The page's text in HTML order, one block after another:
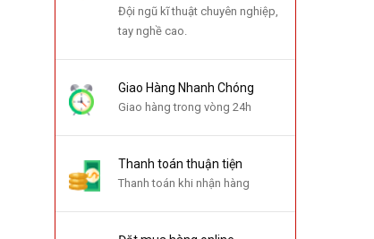
Đội ngũ kĩ thuật chuyên nghiệp,
tay nghề cao.
Giao Hàng Nhanh Chóng
Giao hàng trong vòng 24h
Thanh toán thuận tiện
Thanh toán khi nhận hàng